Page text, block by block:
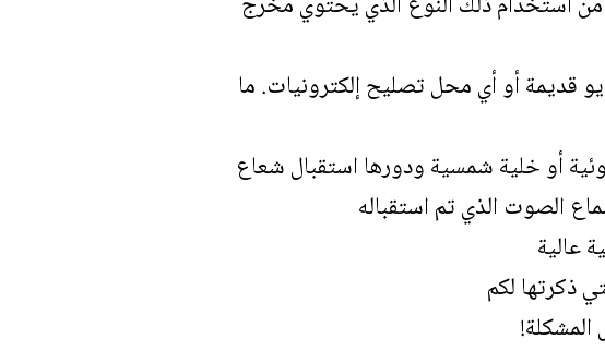
قديمة أو أي محل تصليح إلكترونيات. ما
أو خلية شمسية ودورها استقبال شعاع
الصوت الذي تم استقباله